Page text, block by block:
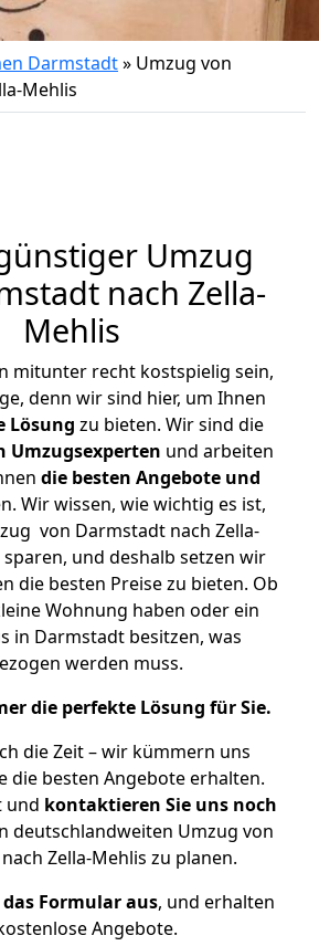
Darmstadt» Umzug von
Mehlis
Umzug
nach Zella-
Mehlis
mitunter recht kostspielig sein,
denn wir sind hier, um Ihnen
Lösung zu bieten. Wir sind die
Umzugsexperten und arbeiten
die besten Angebote und
Wir wissen, wie wichtig es ist,
von Darmstadt nach Zella-
sparen, und deshalb setzen wir
die besten Preise zu bieten. Ob
Wohnung haben oder ein
in Darmstadt besitzen, was
werden muss.
die perfekte Lösung für Sie.
die Zeit – wir kümmern uns
die besten Angebote erhalten.
und kontaktieren Sie uns noch
deutschlandweiten Umzug von
Zella-Mehlis zu planen.
Formular aus, und erhalten
Angebote.